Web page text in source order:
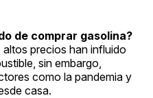
de comprar gasolina?
precios han influido
sin embargo,
como la pandemia y
casa.